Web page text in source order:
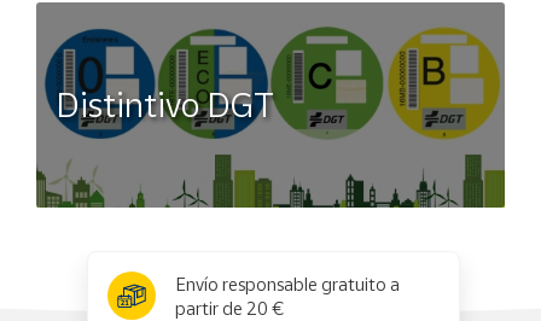
Distintivo DGT
Envío responsable gratuito a
partir de 20 €